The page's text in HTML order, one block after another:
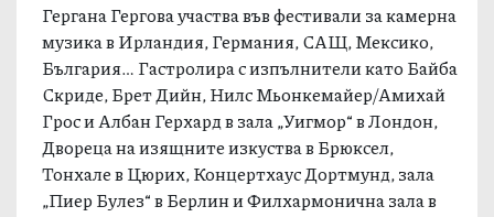
Гергана Гергова участва във фестивали за камерна
музика в Ирландия, Германия, САЩ, Мексико,
България… Гастролира с изпълнители като Байба
Скриде, Брет Дийн, Нилс Мьонкемайер/Амихай
Грос и Албан Герхард в зала „Уигмор“ в Лондон,
Двореца на изящните изкуства в Брюксел,
Тонхале в Цюрих, Концертхаус Дортмунд, зала
„Пиер Булез“ в Берлин и Филхармонична зала в